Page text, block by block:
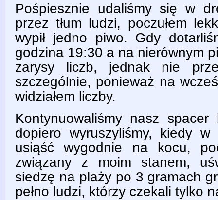
Pośpiesznie udaliśmy się w
przez tłum ludzi, poczułem
wypił jedno piwo. Gdy
godzina 19:30 a na nierównym
zarysy liczb, jednak nie
szczególnie, ponieważ na
widziałem liczby.
Kontynuowaliśmy nasz
dopiero wyruszyliśmy, kiedy
usiąść wygodnie na kocu,
związany z moim stanem,
siedzę na plaży po 3 gramach
pełno ludzi, którzy czekali tylko